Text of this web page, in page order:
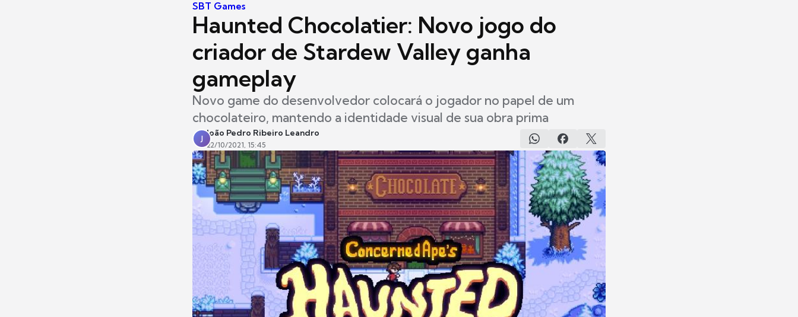
SBT Games
Haunted Chocolatier: Novo jogo do
criador de Stardew Valley ganha
gameplay
Novo game do desenvolvedor colocará o jogador no papel de um
chocolateiro, mantendo a identidade visual de sua obra prima
J
João Pedro Ribeiro Leandro
22/10/2021, 15:45